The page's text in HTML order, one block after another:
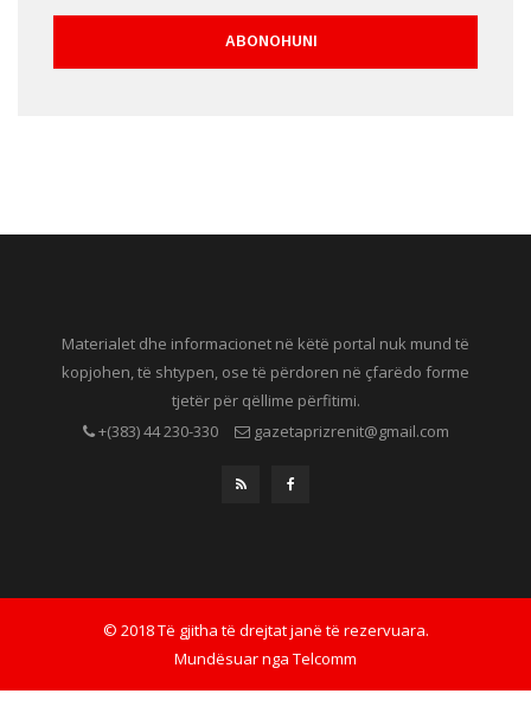
Materialet dhe informacionet në këtë portal nuk mund të
kopjohen, të shtypen, ose të përdoren në çfarëdo forme
tjetër për qëllime përfitimi.
+(383) 44 230-330
gazetaprizrenit@gmail.com
© 2018 Të gjitha të drejtat janë të rezervuara.
Mundësuar nga Telcomm